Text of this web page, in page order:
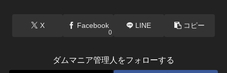
X Facebook
0
LINE コピー
ダムマニア管理人をフォローする